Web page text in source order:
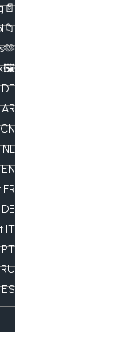
DE
AR
NL
EN
FR
DE
IT
PT
RU
ES